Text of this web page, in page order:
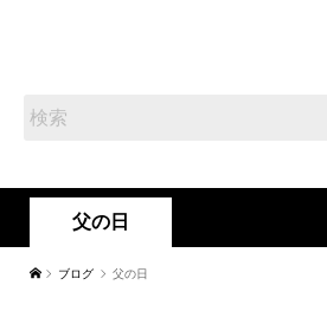
父の日
ブログ 父の日